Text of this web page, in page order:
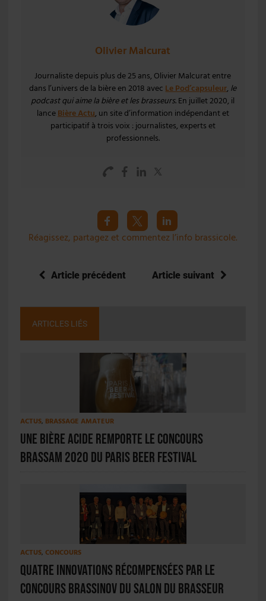
Olivier Malcurat
Journaliste depuis plus de 25 ans, Olivier Malcurat entre
dans l’univers de la bière en 2018 avecLe Pod’capsuleur, le
podcast qui aime la bière et les brasseurs. En juillet 2020, il
lanceBière Actu, un site d’information indépendant et
participatif à trois voix : journalistes, experts et
professionnels.
Réagissez, partagez et commentez l’info brassicole.
Article précédent Article suivant
ARTICLES LIÉS
ACTUS, BRASSAGE AMATEUR
Une bière acide remporte le concours
Brassam 2020 du Paris Beer Festival
ACTUS, CONCOURS
Quatre innovations récompensées par le
concours Brassinov du Salon du Brasseur